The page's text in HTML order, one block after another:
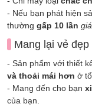
- Nếu bạn phát hiện
thường gấp 10 lần
Mang lại vẻ
- Sản phẩm với thiết
và thoải mái hơn ở
- Mang đến cho bạn
của bạn.